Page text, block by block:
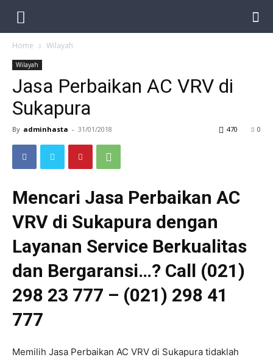
Home Wilayah
Wilayah
Jasa Perbaikan AC VRV di
Sukapura
By adminhasta - 31/01/2018 0
470
Mencari Jasa Perbaikan AC
VRV di Sukapura dengan
Layanan Service Berkualitas
dan Bergaransi…? Call (021)
298 23 777 – (021) 298 41
777
Memilih Jasa Perbaikan AC VRV di Sukapura tidaklah